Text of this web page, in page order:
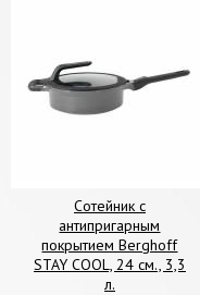
Сотейник с
антипригарным
покрытием Berghoff
STAY COOL, 24 см., 3,3
л.